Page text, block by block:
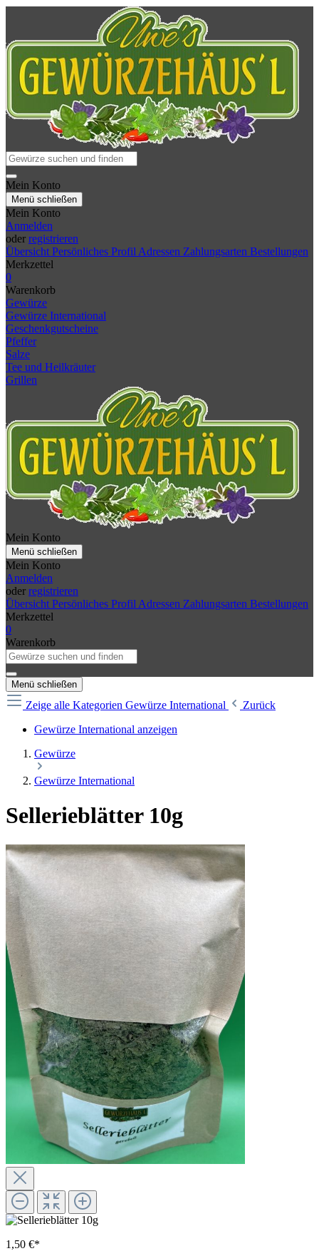
Mein Konto
Menü schließen
Mein Konto
Anmelden
oder registrieren
Übersicht Persönliches Profil Adressen Zahlungsarten Bestellungen
Merkzettel
0
Warenkorb
Gewürze
Gewürze International
Geschenkgutscheine
Pfeffer
Salze
Tee und Heilkräuter
Grillen
Mein Konto
Menü schließen
Mein Konto
Anmelden
oder registrieren
Übersicht Persönliches Profil Adressen Zahlungsarten Bestellungen
Merkzettel
0
Warenkorb
Menü schließen
Zeige alle Kategorien Gewürze International
Zurück
Gewürze International anzeigen
Gewürze
Gewürze International
Sellerieblätter 10g
1,50 €*